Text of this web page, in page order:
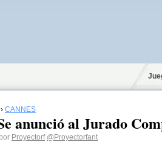
› CANNES
anunció al Jurado
Proyectorf @Proyectorfant